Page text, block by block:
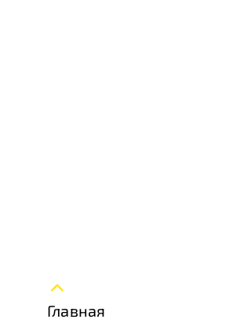
Главная